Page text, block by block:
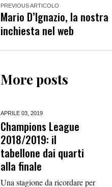
PREVIOUS ARTICOLO
Mario D’Ignazio, la nostra
inchiesta nel web
More posts
APRILE 03, 2019
Champions League
2018/2019: il
tabellone dai quarti
alla finale
Una stagione da ricordare per